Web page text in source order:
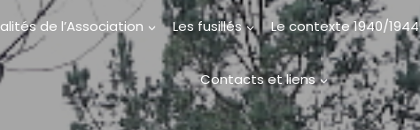
de l’Association Les fusillés Le contexte 1940/1944
Contacts et liens